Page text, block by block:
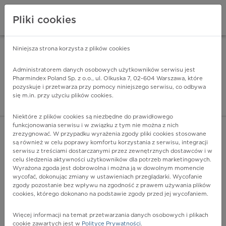
Pharmindex - lider
ZALOGUJ SIĘ
M21.3 - Opadanie nadgarstka lub stopy (nabyte)
Więcej na lekiicd10.pl
Pliki cookies
Niniejsza strona korzysta z plików cookies
Administratorem danych osobowych użytkowników serwisu jest
Pharmindex Poland Sp. z o.o., ul. Olkuska 7, 02-604 Warszawa, które
pozyskuje i przetwarza przy pomocy niniejszego serwisu, co odbywa
się m.in. przy użyciu plików cookies.
Niektóre z plików cookies są niezbędne do prawidłowego
funkcjonowania serwisu i w związku z tym nie można z nich
zrezygnować. W przypadku wyrażenia zgody pliki cookies stosowane
są również w celu poprawy komfortu korzystania z serwisu, integracji
serwisu z treściami dostarczanymi przez zewnętrznych dostawców i w
celu śledzenia aktywności użytkowników dla potrzeb marketingowych.
Wyrażona zgoda jest dobrowolna i można ją w dowolnym momencie
wycofać, dokonując zmiany w ustawieniach przeglądarki. Wycofanie
zgody pozostanie bez wpływu na zgodność z prawem używania plików
cookies, którego dokonano na podstawie zgody przed jej wycofaniem.
Więcej informacji na temat przetwarzania danych osobowych i plikach
cookie zawartych jest w Polityce Prywatności.
ZA DARMO - w Google Play INSTALUJ